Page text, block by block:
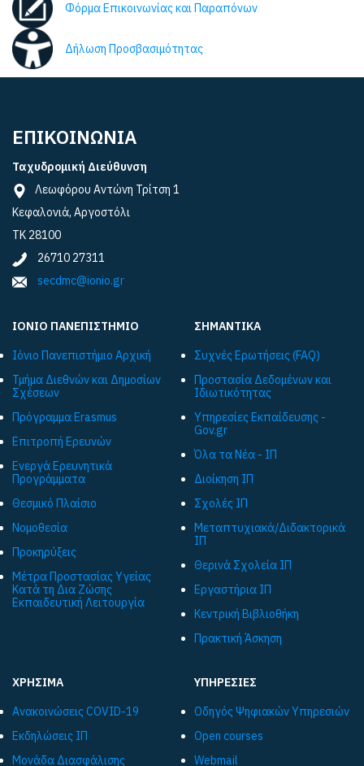
Φόρμα Επικοινωνίας και Παραπόνων
Δήλωση Προσβασιμότητας
ΕΠΙΚΟΙΝΩΝΙΑ
Ταχυδρομική Διεύθυνση
Λεωφόρου Αντώνη Τρίτση 1
Κεφαλονιά, Αργοστόλι
ΤΚ 28100
26710 27311
secdmc@ionio.gr
ΙΟΝΙΟ ΠΑΝΕΠΙΣΤΗΜΙΟ
Ιόνιο Πανεπιστήμιο Αρχική
Τμήμα Διεθνών και Δημοσίων
Σχέσεων
Πρόγραμμα Εrasmus
Επιτροπή Ερευνών
Ενεργά Ερευνητικά
Προγράμματα
Θεσμικό Πλαίσιο
Νομοθεσία
Προκηρύξεις
Μέτρα Προστασίας Υγείας
Κατά τη Δια Ζώσης
Εκπαιδευτική Λειτουργία
ΣΗΜΑΝΤΙΚΑ
Συχνές Ερωτήσεις (FAQ)
Προστασία Δεδομένων και
Ιδιωτικότητας
Υπηρεσίες Εκπαίδευσης -
Gov.gr
Όλα τα Νέα - ΙΠ
Διοίκηση ΙΠ
Σχολές ΙΠ
Μεταπτυχιακά/Διδακτορικά
ΙΠ
Θερινά Σχολεία ΙΠ
Εργαστήρια ΙΠ
Κεντρική Βιβλιοθήκη
Πρακτική Άσκηση
ΧΡΗΣΙΜΑ
Ανακοινώσεις COVID-19
Εκδηλώσεις ΙΠ
Μονάδα Διασφάλισης
ΥΠΗΡΕΣΙΕΣ
Οδηγός Ψηφιακών Υπηρεσιών
Open courses
Webmail